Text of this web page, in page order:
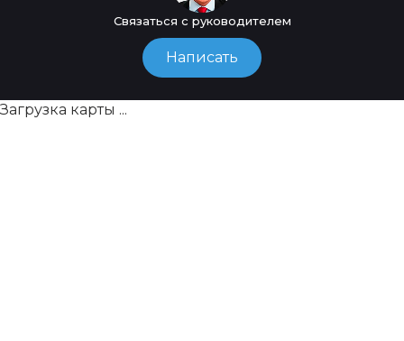
Связаться с руководителем
Написать
Загрузка карты ...